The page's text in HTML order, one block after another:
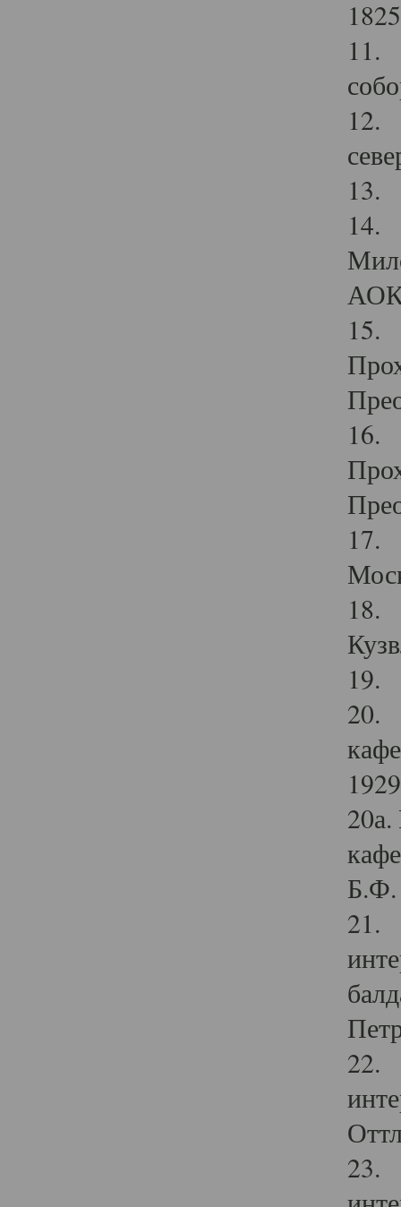
11.
12.
13.
14.
15.
16.
17.
18.
19.
20.
Б.Ф.
21.
22.
23.